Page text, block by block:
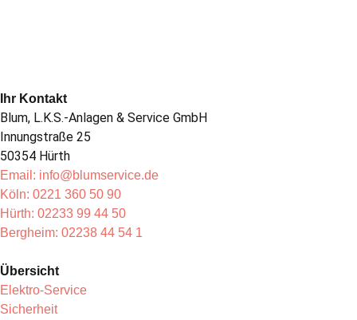
Ihr Kontakt
Blum, L.K.S.-Anlagen & Service GmbH
Innungstraße 25
50354 Hürth
Email: info@blumservice.de
Köln: 0221 360 50 90
Hürth: 02233 99 44 50
Bergheim: 02238 44 54 1
Übersicht
Elektro-Service
Sicherheit